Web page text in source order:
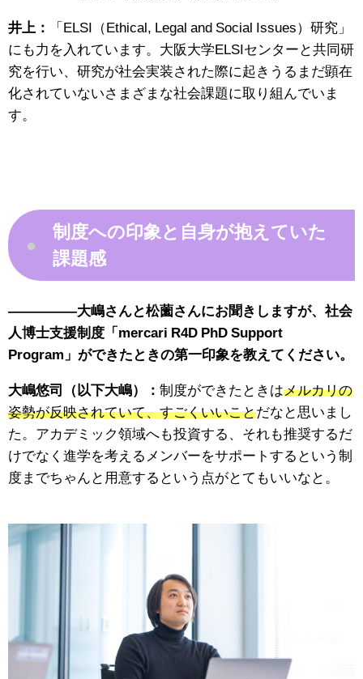
井上：
「ELSI（Ethical, Legal and Social Issues）研究」
にも力を入れています。大阪大学ELSIセンターと共同研
究を行い、研究が社会実装された際に起きうるまだ顕在
化されていないさまざまな社会課題に取り組んでいま
す。
●
制度への印象と自身が抱えていた
課題感
—————大嶋さんと松薗さんにお聞きしますが、社会
人博士支援制度「mercari R4D PhD Support
Program」ができたときの第一印象を教えてください。
大嶋悠司（以下大嶋）： 制度ができたときはメルカリの
姿勢が反映されていて、すごくいいことだなと思いまし
た。アカデミック領域へも投資する、それも推奨するだ
けでなく進学を考えるメンバーをサポートするという制
度までちゃんと用意するという点がとてもいいなと。